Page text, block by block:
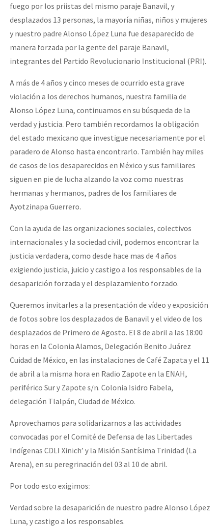
Libros para descargar
Medios Libres
COVID-19
Eventos
Contacto
fuego por los priistas del mismo paraje Banavil, y
desplazados 13 personas, la mayoría niñas, niños y mujeres
y nuestro padre Alonso López Luna fue desaparecido de
manera forzada por la gente del paraje Banavil,
integrantes del Partido Revolucionario Institucional (PRI).
A más de 4 años y cinco meses de ocurrido esta grave
violación a los derechos humanos, nuestra familia de
Alonso López Luna, continuamos en su búsqueda de la
verdad y justicia. Pero también recordamos la obligación
del estado mexicano que investigue necesariamente por el
paradero de Alonso hasta encontrarlo. También hay miles
de casos de los desaparecidos en México y sus familiares
siguen en pie de lucha alzando la voz como nuestras
hermanas y hermanos, padres de los familiares de
Ayotzinapa Guerrero.
Con la ayuda de las organizaciones sociales, colectivos
internacionales y la sociedad civil, podemos encontrar la
justicia verdadera, como desde hace mas de 4 años
exigiendo justicia, juicio y castigo a los responsables de la
desaparición forzada y el desplazamiento forzado.
Queremos invitarles a la presentación de vídeo y exposición
de fotos sobre los desplazados de Banavil y el video de los
desplazados de Primero de Agosto. El 8 de abril a las 18:00
horas en la Colonia Alamos, Delegación Benito Juárez
Cuidad de México, en las instalaciones de Café Zapata y el 11
de abril a la misma hora en Radio Zapote en la ENAH,
periférico Sur y Zapote s/n. Colonia Isidro Fabela,
delegación Tlalpán, Ciudad de México.
Aprovechamos para solidarizarnos a las actividades
convocadas por el Comité de Defensa de las Libertades
Indígenas CDLI Xinich’ y la Misión Santísima Trinidad (La
Arena), en su peregrinación del 03 al 10 de abril.
Por todo esto exigimos:
Verdad sobre la desaparición de nuestro padre Alonso López
Luna, y castigo a los responsables.